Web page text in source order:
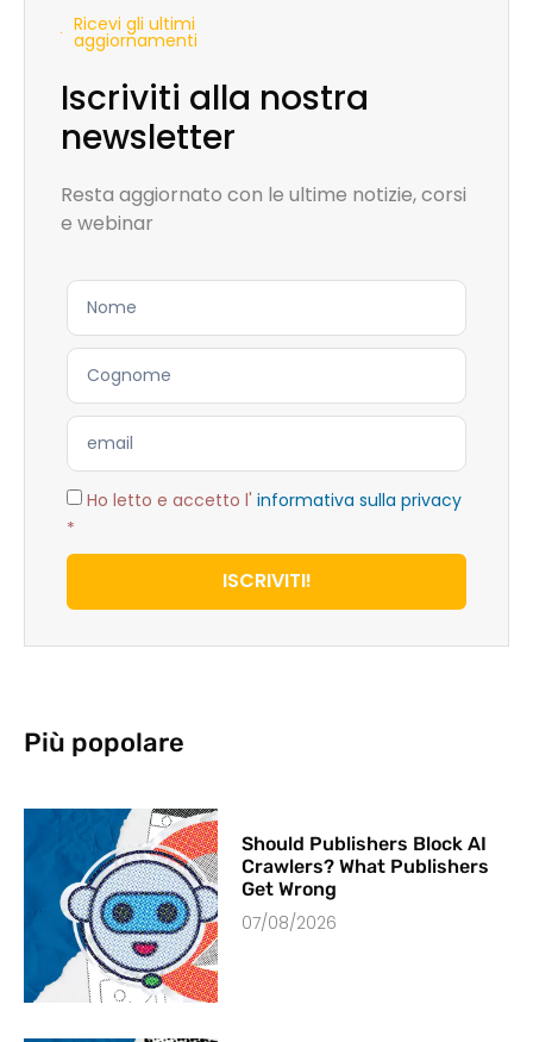
Ricevi gli ultimi
aggiornamenti
Iscriviti alla nostra
newsletter
Resta aggiornato con le ultime notizie, corsi
e webinar
Ho letto e accetto l' informativa sulla privacy
*
ISCRIVITI!
Più popolare
Should Publishers Block AI
Crawlers? What Publishers
Get Wrong
07/08/2026